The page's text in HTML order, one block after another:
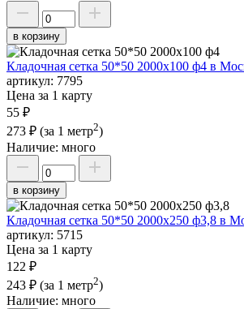
в корзину
Кладочная сетка 50*50 2000х100 ф4 в
артикул: 7795
Цена за 1 карту
55 ₽
273 ₽ (за 1 метр2)
Наличие: много
в корзину
Кладочная сетка 50*50 2000х250 ф3,8 в
артикул: 5715
Цена за 1 карту
122 ₽
243 ₽ (за 1 метр2)
Наличие: много